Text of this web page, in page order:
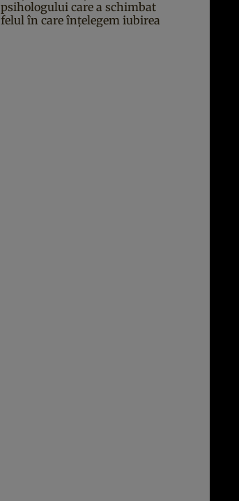
psihologului care a schimbat
felul în care înțelegem iubirea